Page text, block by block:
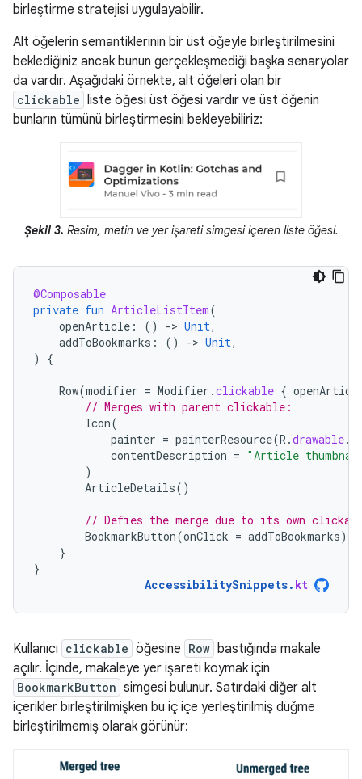
birleştirme stratejisi uygulayabilir.
Alt öğelerin semantiklerinin bir üst öğeyle birleştirilmesini
beklediğiniz ancak bunun gerçekleşmediği başka senaryolar
da vardır. Aşağıdaki örnekte, alt öğeleri olan bir
clickable
liste öğesi üst öğesi vardır ve üst öğenin
bunların tümünü birleştirmesini bekleyebiliriz:
Şekil 3. Resim, metin ve yer işareti simgesi içeren liste öğesi.
@Composable
private fun ArticleListItem(
openArticle : () -> Unit,
addToBookmarks : () -> Unit,
)
{
Row(modifier = Modifier .clickable {
// Merges with parent clickable:
Icon(
painter = painterResource(R .drawable.
contentDescription = "Article
)
ArticleDetails()
// Defies the merge due to its own
BookmarkButton(onClick = addToBookmarks)
}
}
AccessibilitySnippets. kt
Kullanıcı clickable öğesine Row bastığında makale
açılır. İçinde, makaleye yer işareti koymak için
BookmarkButton simgesi bulunur. Satırdaki diğer alt
içerikler birleştirilmişken bu iç içe yerleştirilmiş düğme
birleştirilmemiş olarak görünür: